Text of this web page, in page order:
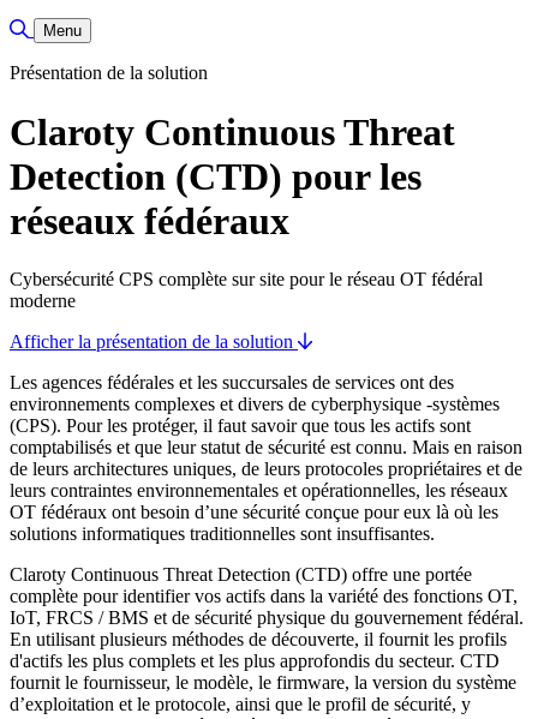
Basculer la recherche
Menu
Présentation de la solution
Claroty Continuous Threat
Detection (CTD) pour les
réseaux fédéraux
Cybersécurité CPS complète sur site pour le réseau OT fédéral
moderne
Afficher la présentation de la solution
Les agences fédérales et les succursales de services ont des
environnements complexes et divers de cyberphysique -systèmes
(CPS). Pour les protéger, il faut savoir que tous les actifs sont
comptabilisés et que leur statut de sécurité est connu. Mais en raison
de leurs architectures uniques, de leurs protocoles propriétaires et de
leurs contraintes environnementales et opérationnelles, les réseaux
OT fédéraux ont besoin d’une sécurité conçue pour eux là où les
solutions informatiques traditionnelles sont insuffisantes.
Claroty Continuous Threat Detection (CTD) offre une portée
complète pour identifier vos actifs dans la variété des fonctions OT,
IoT, FRCS / BMS et de sécurité physique du gouvernement fédéral.
En utilisant plusieurs méthodes de découverte, il fournit les profils
d'actifs les plus complets et les plus approfondis du secteur. CTD
fournit le fournisseur, le modèle, le firmware, la version du système
d’exploitation et le protocole, ainsi que le profil de sécurité, y